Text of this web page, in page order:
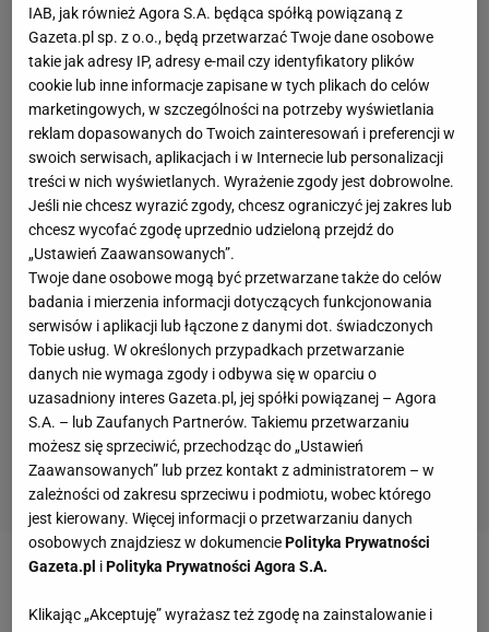
Jaktłumaczyłw Sport.pl Bartłomiej Banasiewicz z
IAB, jak również Agora S.A. będąca spółką powiązaną z
Gazeta.pl sp. z o.o., będą przetwarzać Twoje dane osobowe
takie jak adresy IP, adresy e-mail czy identyfikatory plików
cookie lub inne informacje zapisane w tych plikach do celów
marketingowych, w szczególności na potrzeby wyświetlania
reklam dopasowanych do Twoich zainteresowań i preferencji w
swoich serwisach, aplikacjach i w Internecie lub personalizacji
treści w nich wyświetlanych. Wyrażenie zgody jest dobrowolne.
Jeśli nie chcesz wyrazić zgody, chcesz ograniczyć jej zakres lub
chcesz wycofać zgodę uprzednio udzieloną przejdź do
„Ustawień Zaawansowanych”.
Twoje dane osobowe mogą być przetwarzane także do celów
badania i mierzenia informacji dotyczących funkcjonowania
serwisów i aplikacji lub łączone z danymi dot. świadczonych
Tobie usług. W określonych przypadkach przetwarzanie
danych nie wymaga zgody i odbywa się w oparciu o
uzasadniony interes Gazeta.pl, jej spółki powiązanej – Agora
S.A. – lub Zaufanych Partnerów. Takiemu przetwarzaniu
możesz się sprzeciwić, przechodząc do „Ustawień
Zaawansowanych” lub przez kontakt z administratorem – w
zależności od zakresu sprzeciwu i podmiotu, wobec którego
jest kierowany. Więcej informacji o przetwarzaniu danych
osobowych znajdziesz w dokumenciePolityka Prywatności
Gazeta.pl iPolityka Prywatności Agora S.A.
Klikając „Akceptuję” wyrażasz też zgodę na zainstalowanie i